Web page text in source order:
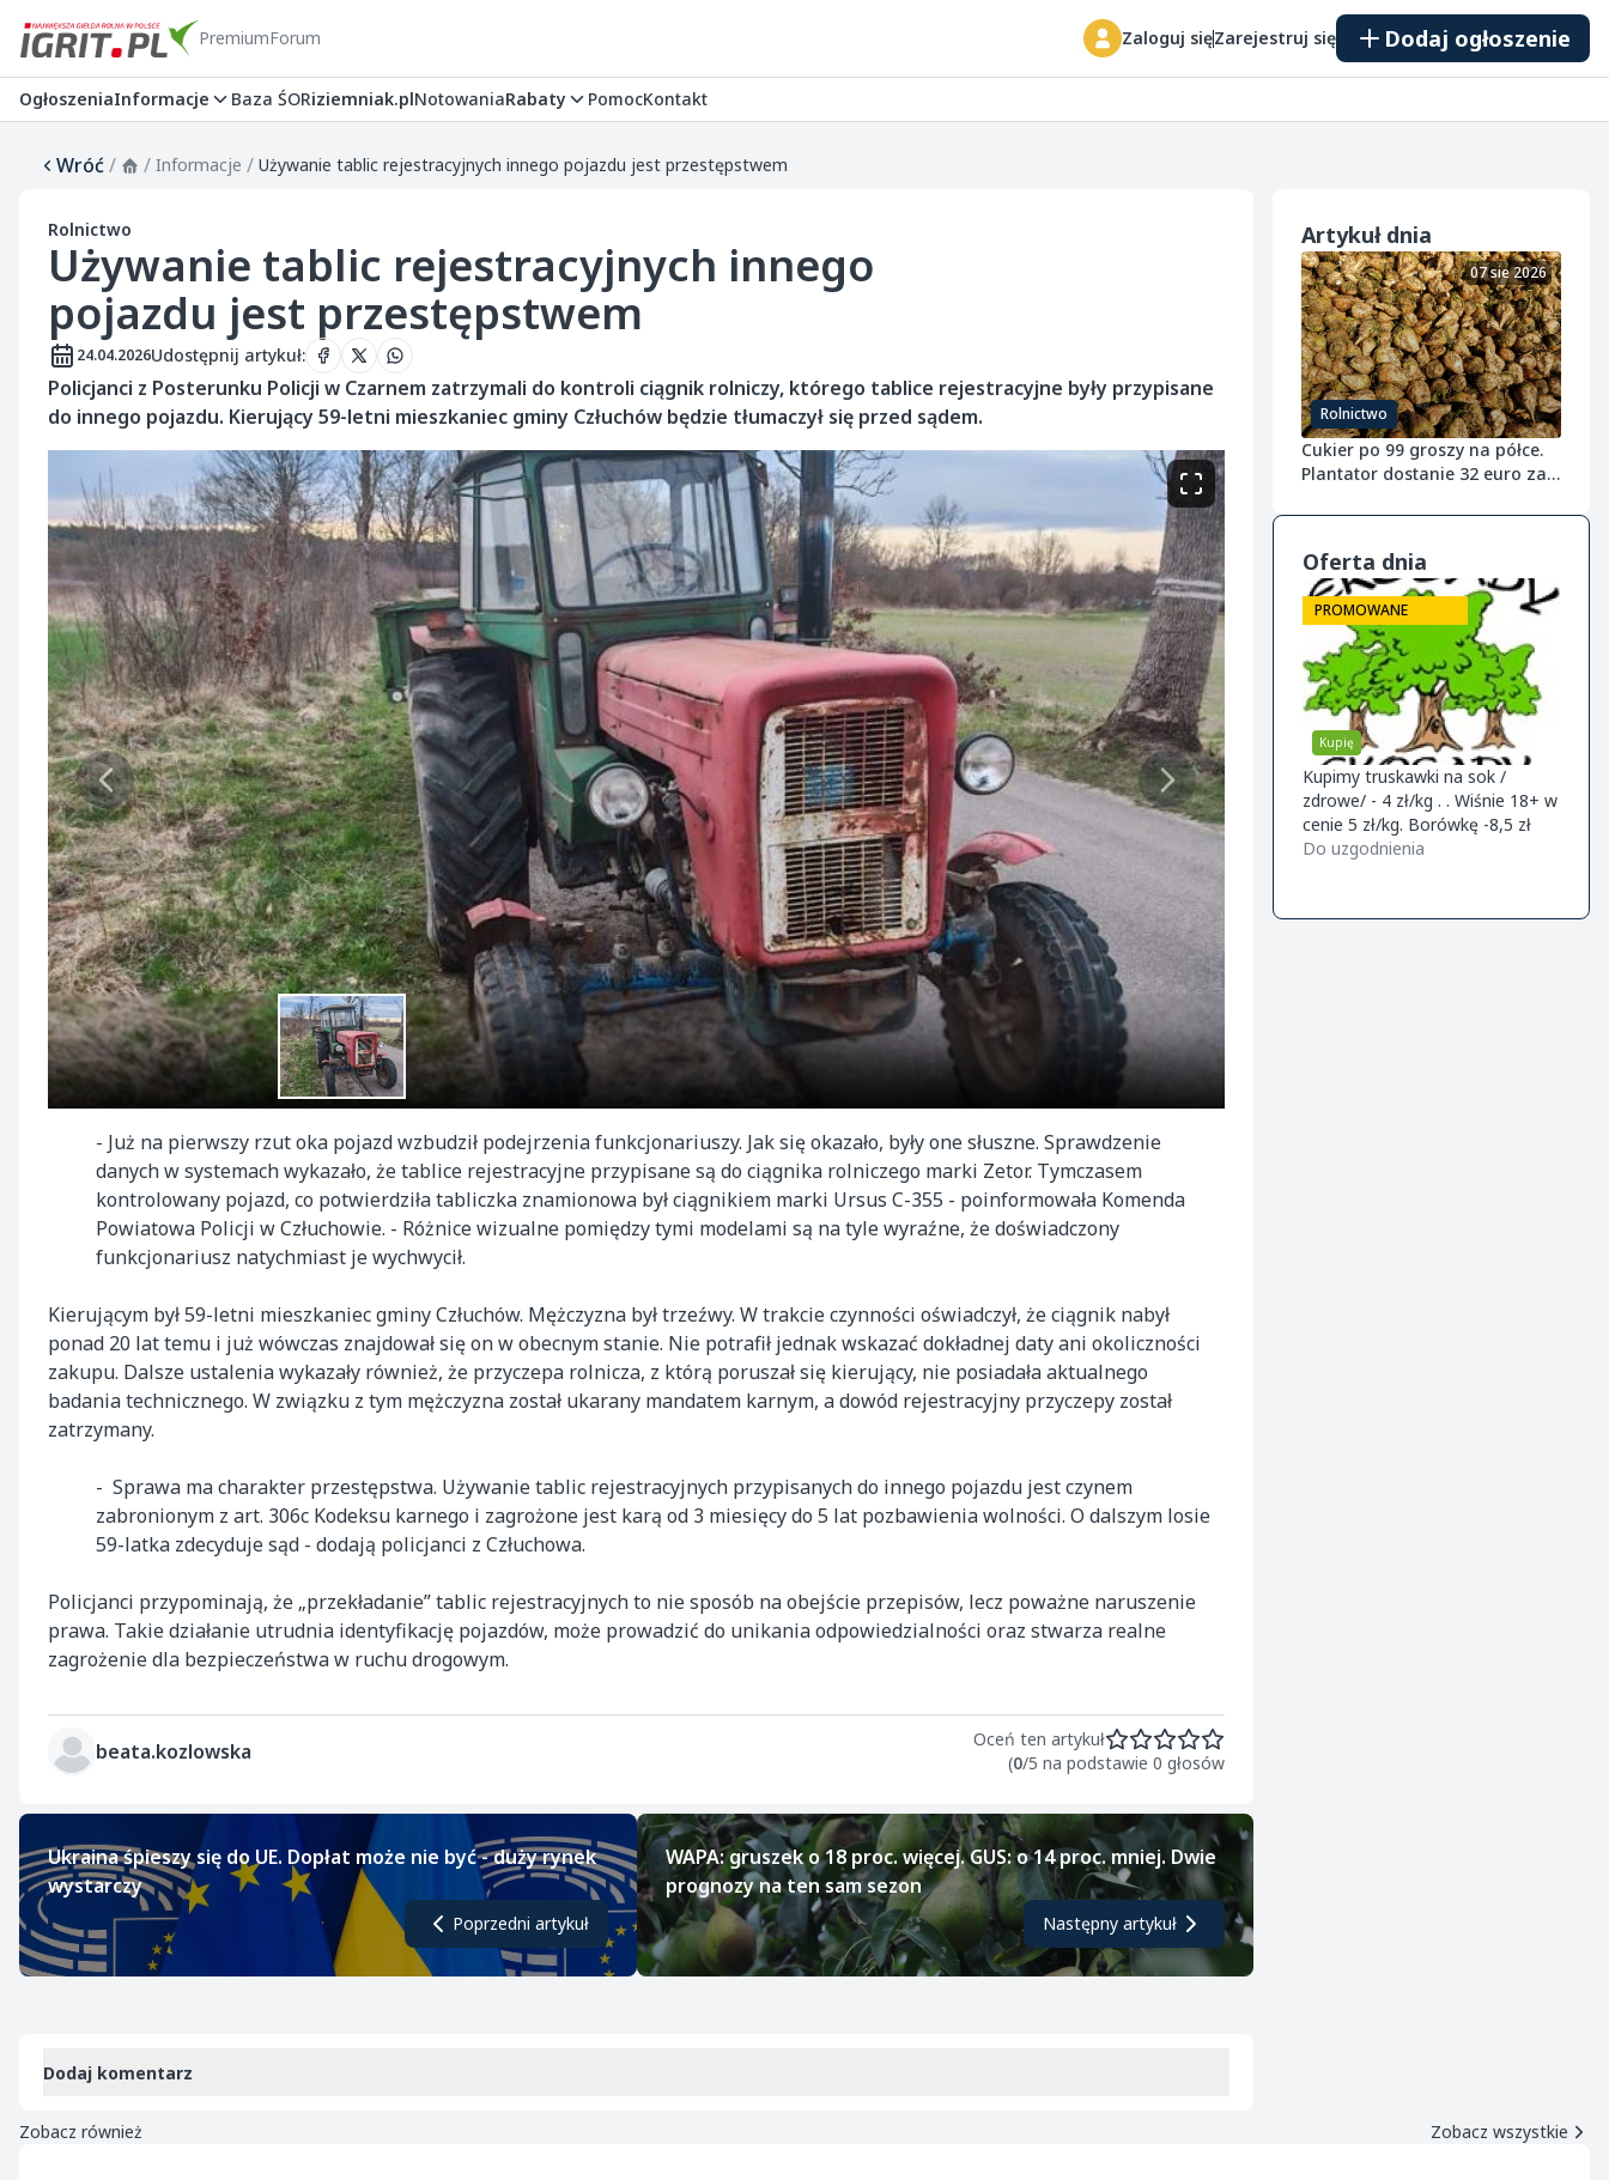
PremiumForum Zaloguj sięZarejestruj się Dodaj ogłoszenie
OgłoszeniaInformacje Baza ŚORiziemniak.plNotowaniaRabaty PomocKontakt
Wróć/ / Informacje / Używanie tablic rejestracyjnych innego pojazdu jest przestępstwem
Rolnictwo
Używanie tablic rejestracyjnych innego
pojazdu jest przestępstwem
24.04.2026Udostępnij artykuł:
Policjanci z Posterunku Policji w Czarnem zatrzymali do kontroli ciągnik rolniczy, którego tablice rejestracyjne były przypisane
do innego pojazdu. Kierujący 59-letni mieszkaniec gminy Człuchów będzie tłumaczył się przed sądem.
- Już na pierwszy rzut oka pojazd wzbudził podejrzenia funkcjonariuszy. Jak się okazało, były one słuszne. Sprawdzenie
danych w systemach wykazało, że tablice rejestracyjne przypisane są do ciągnika rolniczego marki Zetor. Tymczasem
kontrolowany pojazd, co potwierdziła tabliczka znamionowa był ciągnikiem marki Ursus C-355 - poinformowała Komenda
Powiatowa Policji w Człuchowie. - Różnice wizualne pomiędzy tymi modelami są na tyle wyraźne, że doświadczony
funkcjonariusz natychmiast je wychwycił.
Kierującym był 59-letni mieszkaniec gminy Człuchów. Mężczyzna był trzeźwy. W trakcie czynności oświadczył, że ciągnik nabył
ponad 20 lat temu i już wówczas znajdował się on w obecnym stanie. Nie potrafił jednak wskazać dokładnej daty ani okoliczności
zakupu. Dalsze ustalenia wykazały również, że przyczepa rolnicza, z którą poruszał się kierujący, nie posiadała aktualnego
badania technicznego. W związku z tym mężczyzna został ukarany mandatem karnym, a dowód rejestracyjny przyczepy został
zatrzymany.
- Sprawa ma charakter przestępstwa. Używanie tablic rejestracyjnych przypisanych do innego pojazdu jest czynem
zabronionym z art. 306c Kodeksu karnego i zagrożone jest karą od 3 miesięcy do 5 lat pozbawienia wolności. O dalszym losie
59-latka zdecyduje sąd - dodają policjanci z Człuchowa.
Policjanci przypominają, że „przekładanie” tablic rejestracyjnych to nie sposób na obejście przepisów, lecz poważne naruszenie
prawa. Takie działanie utrudnia identyfikację pojazdów, może prowadzić do unikania odpowiedzialności oraz stwarza realne
zagrożenie dla bezpieczeństwa w ruchu drogowym.
beata.kozlowska
Oceń ten artykuł
(0/5 na podstawie 0 głosów
Ukraina śpieszy się do UE. Dopłat może nie być - duży rynek
wystarczy
Poprzedni artykuł
WAPA: gruszek o 18 proc. więcej. GUS: o 14 proc. mniej. Dwie
prognozy na ten sam sezon
Następny artykuł
Dodaj komentarz
Artykuł dnia
Rolnictwo
07 sie 2026
Cukier po 99 groszy na półce.
Plantator dostanie 32 euro za
Oferta dnia
Kupię
PROMOWANE
Kupimy truskawki na sok /
zdrowe/ - 4 zł/kg . . Wiśnie 18+ w
cenie 5 zł/kg. Borówkę -8,5 zł
Do uzgodnienia
Sprzedam
PROMOWANE
Kwalifikowana szkółka drzewek
owocowych ofereta na jesień
2026 Knip boom (2 letnie) -gala
m9/m26 -golden m9 -jeronimo
Do uzgodnienia
Zobacz również Zobacz wszystkie